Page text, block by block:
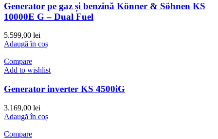
Generator pe gaz și benzină Könner & Söhnen KS
10000E G – Dual Fuel
5.599,00 lei
Adaugă în coș
Compare
Add to wishlist
Generator inverter KS 4500iG
3.169,00 lei
Adaugă în coș
Compare